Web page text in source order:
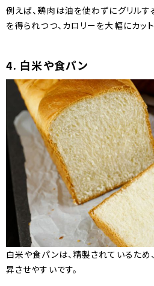
例えば、鶏肉は油を使わずにグリルす
を得られつつ、カロリーを大幅にカット
4. 白米や食パン
白米や食パンは、精製されているた
昇させやすいです。